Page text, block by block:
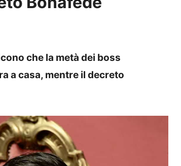
che la metà dei boss
a casa, mentre il decreto